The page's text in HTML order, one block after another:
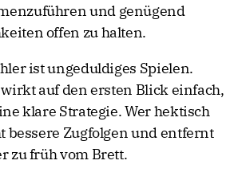
und genügend
offen zu halten.
ist ungeduldiges Spielen.
auf den ersten Blick einfach,
klare Strategie. Wer hektisch
bessere Zugfolgen und entfernt
zu früh vom Brett.